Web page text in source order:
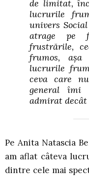
de limitat,
lucrurile
univers
atrage pe
frustrările,
frumos,
lucrurile
ceva care
general îmi
admirat decât
Pe Anita Natascia
am aflat câteva
dintre cele mai